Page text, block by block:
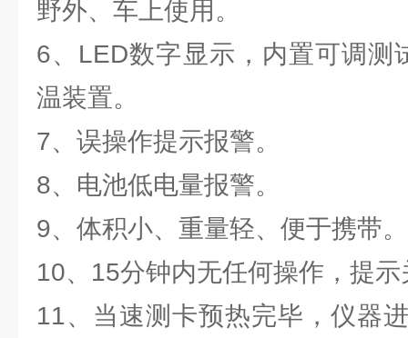
野外、车上使用。
6、LED数字显示，内置可调
温装置。
7、误操作提示报警。
8、电池低电量报警。
9、体积小、重量轻、便于携带。
10、15分钟内无任何操作，提示
11、当速测卡预热完毕，仪器